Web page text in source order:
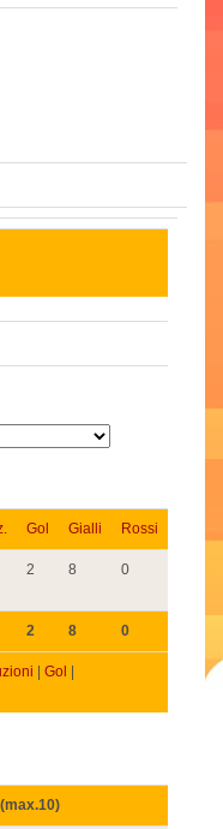
Gol Gialli Rossi
2 8 0
2 8 0
Gol